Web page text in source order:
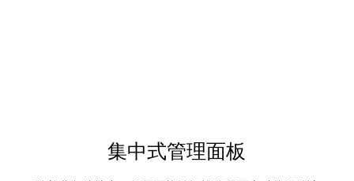
集中式管理面板